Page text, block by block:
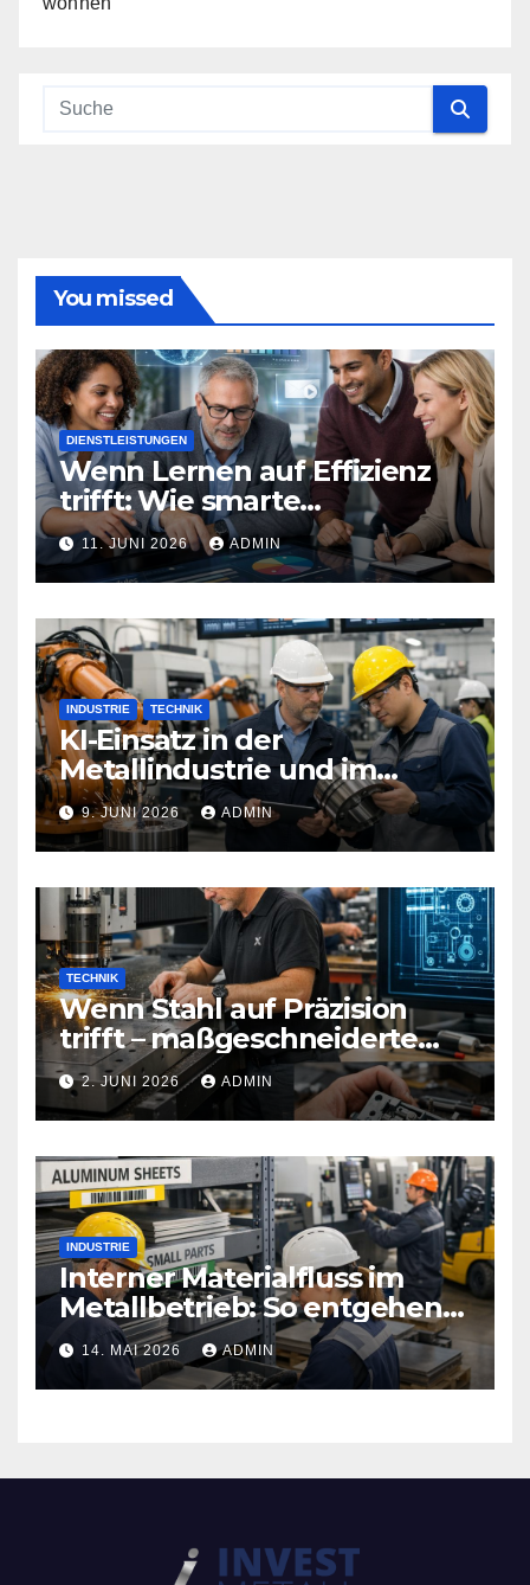
You missed
DIENSTLEISTUNGEN
Wenn Lernen auf Effizienz
trifft: Wie smarte
Technologien Weiterbildung
neu definieren
11. JUNI 2026 ADMIN
INDUSTRIE TECHNIK
KI-Einsatz in der
Metallindustrie und im
Maschinenbau
9. JUNI 2026 ADMIN
TECHNIK
Wenn Stahl auf Präzision
trifft – maßgeschneiderte
Sicherheitstechnik, die Türen
neu definiert
2. JUNI 2026 ADMIN
INDUSTRIE
Interner Materialfluss im
Metallbetrieb: So entgehen
Sie teuren
Produktionsstopps
14. MAI 2026 ADMIN